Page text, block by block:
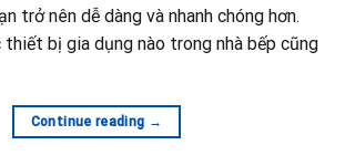
trở nên dễ dàng và nhanh chóng hơn.
bị gia dụng nào trong nhà bếp cũng
Continue reading →